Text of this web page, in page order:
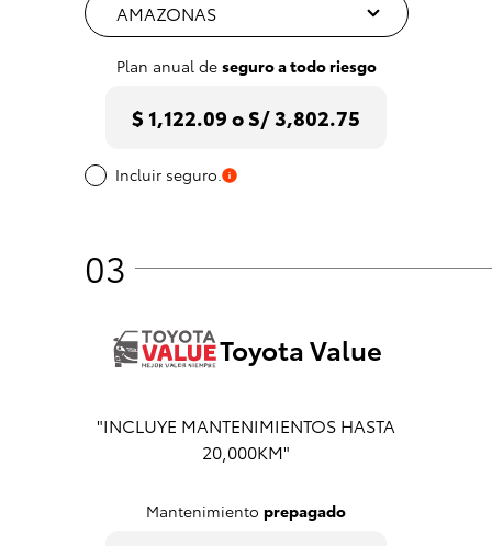
Plan anual de seguro a todo riesgo
$ 1,122.09 o S/ 3,802.75
Incluir seguro.
03
Toyota Value
"INCLUYE MANTENIMIENTOS HASTA
20,000KM"
Mantenimiento prepagado